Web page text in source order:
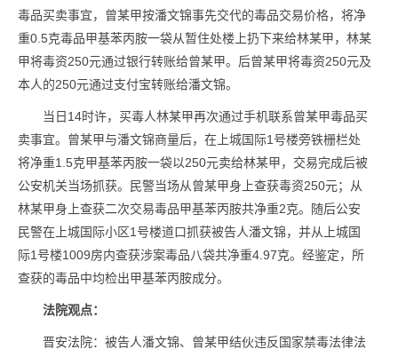
毒品买卖事宜，曾某甲按潘文锦事先交代的毒品交易价格，将净
重0.5克毒品甲基苯丙胺一袋从暂住处楼上扔下来给林某甲，林某
甲将毒资250元通过银行转账给曾某甲。后曾某甲将毒资250元及
本人的250元通过支付宝转账给潘文锦。
当日14时许，买毒人林某甲再次通过手机联系曾某甲毒品买
卖事宜。曾某甲与潘文锦商量后，在上城国际1号楼旁铁栅栏处
将净重1.5克甲基苯丙胺一袋以250元卖给林某甲，交易完成后被
公安机关当场抓获。民警当场从曾某甲身上查获毒资250元；从
林某甲身上查获二次交易毒品甲基苯丙胺共净重2克。随后公安
民警在上城国际小区1号楼道口抓获被告人潘文锦，并从上城国
际1号楼1009房内查获涉案毒品八袋共净重4.97克。经鉴定，所
查获的毒品中均检出甲基苯丙胺成分。
法院观点：
晋安法院：被告人潘文锦、曾某甲结伙违反国家禁毒法律法